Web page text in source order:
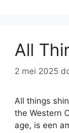
All
2 mei 2025
All things
the Western
age, is een